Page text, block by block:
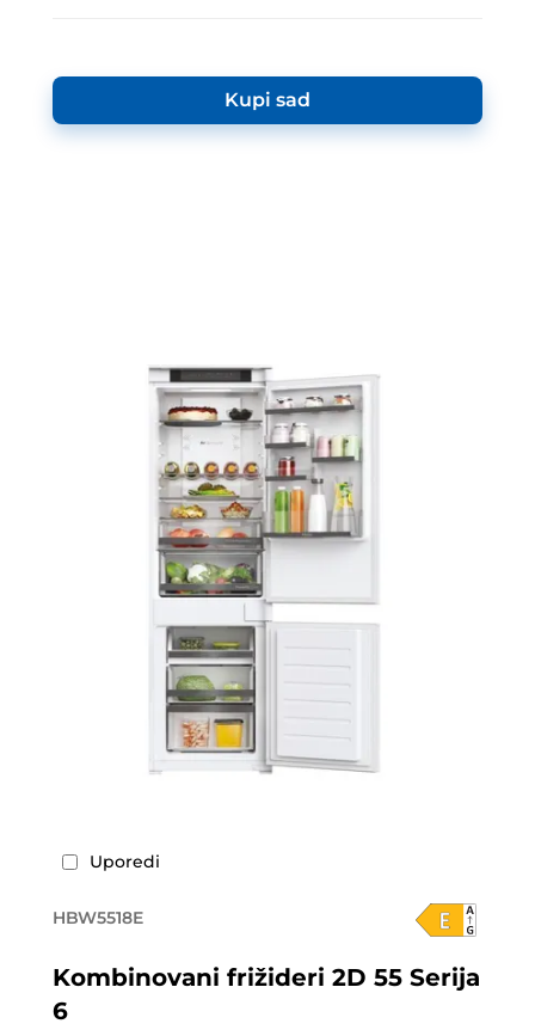
Kupi sad
Uporedi
HBW5518E
Kombinovani frižideri 2D 55 Serija
6